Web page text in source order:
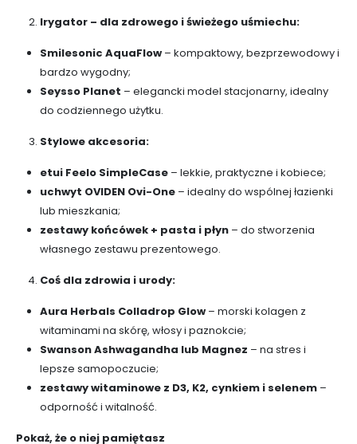
Irygator – dla zdrowego i świeżego uśmiechu:
Smilesonic AquaFlow– kompaktowy, bezprzewodowy i
bardzo wygodny;
Seysso Planet – elegancki model stacjonarny, idealny
do codziennego użytku.
Stylowe akcesoria:
etui Feelo SimpleCase– lekkie, praktyczne i kobiece;
uchwyt OVIDEN Ovi-One– idealny do wspólnej łazienki
lub mieszkania;
zestawy końcówek + pasta i płyn– do stworzenia
własnego zestawu prezentowego.
Coś dla zdrowia i urody:
Aura Herbals Colladrop Glow– morski kolagen z
witaminami na skórę, włosy i paznokcie;
Swanson Ashwagandha lub Magnez – na stres i
lepsze samopoczucie;
zestawy witaminowe z D3, K2, cynkiem i selenem–
odporność i witalność.
Pokaż, że o niej pamiętasz